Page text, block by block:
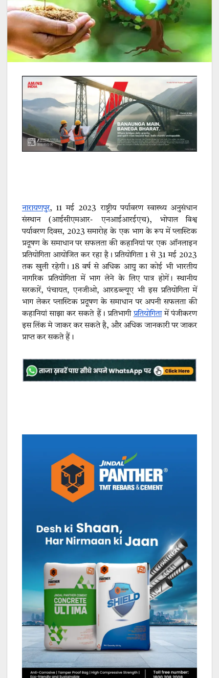
नारायणपुर, 11 मई 2023 राष्ट्रीय पर्यावरण स्वास्थ्य अनुसंधान
संस्थान (आईसीएमआर- एनआईआरईएच), भोपाल विश्व
पर्यावरण दिवस, 2023 समारोह के एक भाग के रूप में प्लास्टिक
प्रदूषण के समाधान पर सफलता की कहानियां पर एक ऑनलाइन
प्रतियोगिता आयोजित कर रहा है। प्रतियोगिता 1 से 31 मई 2023
तक खुली रहेगी। 18 वर्ष से अधिक आयु का कोई भी भारतीय
नागरिक प्रतियोगिता में भाग लेने के लिए पात्र होगें। स्थानीय
सरकारें, पंचायत, एनजीओ, आरडब्ल्यूए भी इस प्रतियोगिता में
भाग लेकर प्लास्टिक प्रदूषण के समाधान पर अपनी सफलता की
कहानियां साझा कर सकते हैं। प्रतिभागी प्रतियोगितामें पंजीकरण
इस लिंक मे जाकर कर सकते है, और अधिक जानकारी पर जाकर
प्राप्त कर सकते हैं।